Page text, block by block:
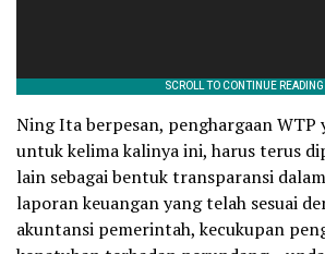
Ning Ita berpesan, penghargaan WTP
untuk kelima kalinya ini, harus terus
lain sebagai bentuk transparansi
laporan keuangan yang telah sesuai
akuntansi pemerintah, kecukupan